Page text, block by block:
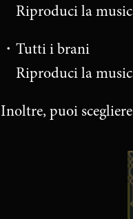
Riproduci la
・Tutti i brani
Riproduci la
Inoltre, puoi